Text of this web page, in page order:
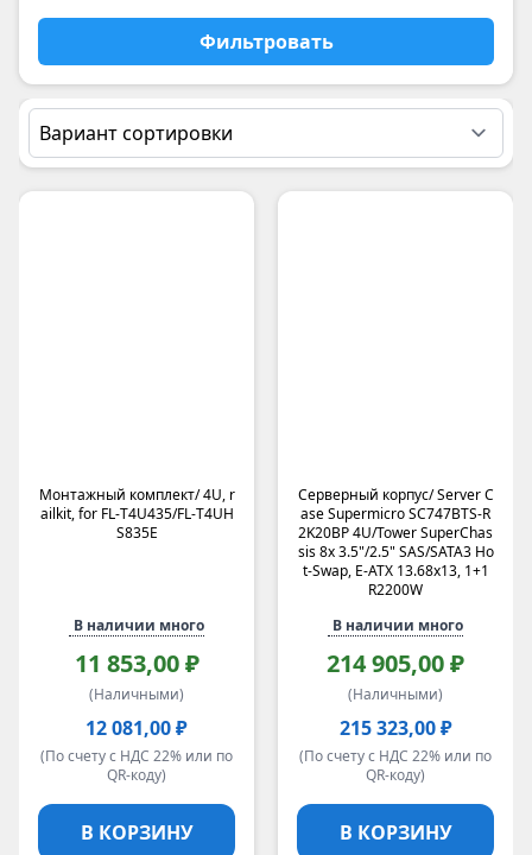
NERPA
Hewlett Packard Enterprise
Dell
Shenzhen GuoxinHengyu Technology (Gooxi)
Vandor
Gigabyte
Mellanox
SUNRICH TECHNOLOGY(H.K.) LIMITED
SILICOM LTD
Patchwork
ATEN
CONTEG
Cyberpower
Powercom
CyberElectro
SYSTEME ELECTRIC
Фильтровать
Монтажный комплект/ 4U, r
ailkit, for FL-T4U435/FL-T4UH
S835E
В наличии много
11 853,00 ₽
(Наличными)
12 081,00 ₽
(По счету с НДС 22% или по
QR-коду)
В КОРЗИНУ
Серверный корпус/ Server C
ase Supermicro SC747BTS-R
2K20BP 4U/Tower SuperChas
sis 8x 3.5"/2.5" SAS/SATA3 Ho
t-Swap, E-ATX 13.68x13, 1+1
R2200W
В наличии много
214 905,00 ₽
(Наличными)
215 323,00 ₽
(По счету с НДС 22% или по
QR-коду)
В КОРЗИНУ